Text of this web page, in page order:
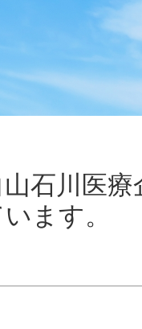
山石川医
ます。